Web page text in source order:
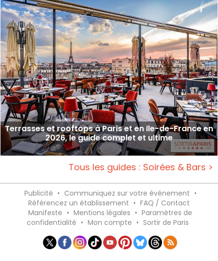
Terrasses et rooftops à Paris et en Ile-de-France en
2026, le guide complet et ultime
Tous les guides : Soirées & Bars >
Publicité • Communiquez sur votre événement •
Référencez un établissement • FAQ / Contact
Manifeste • Mentions légales • Paramètres de
confidentialité • Mon compte • Sortir de Paris